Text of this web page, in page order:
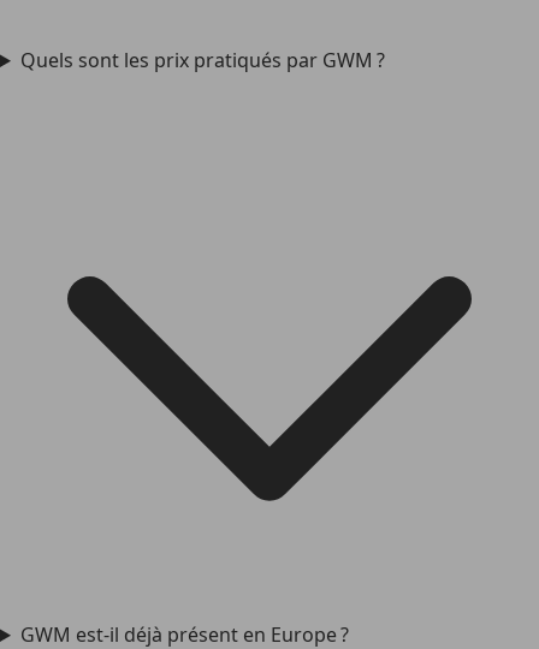
Quels sont les prix pratiqués par GWM ?
GWM est-il déjà présent en Europe ?